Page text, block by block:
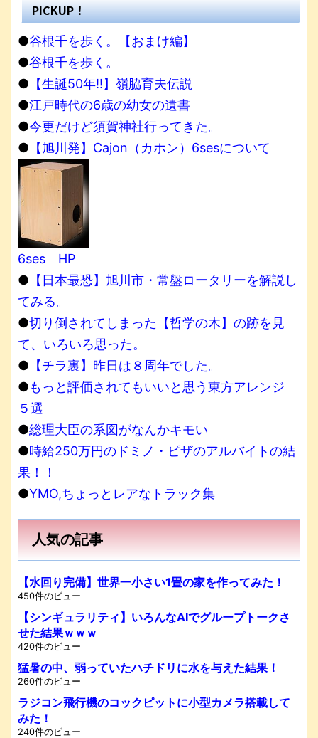
PICKUP！
●谷根千を歩く。【おまけ編】
●谷根千を歩く。
● 【生誕50年!!】嶺脇育夫伝説
●江戸時代の6歳の幼女の遺書
●今更だけど須賀神社行ってきた。
● 【旭川発】Cajon（カホン）6sesについて
6ses HP
● 【日本最恐】旭川市・常盤ロータリーを解説し
てみる。
●切り倒されてしまった【哲学の木】の跡を見
て、いろいろ思った。
● 【チラ裏】昨日は８周年でした。
●もっと評価されてもいいと思う東方アレンジ
５選
●総理大臣の系図がなんかキモい
●時給250万円のドミノ・ピザのアルバイトの結
果！！
●YMO,ちょっとレアなトラック集
人気の記事
【水回り完備】世界一小さい1畳の家を作ってみた！
450件のビュー
【シンギュラリティ】いろんなAIでグループトークさ
せた結果ｗｗｗ
420件のビュー
猛暑の中、弱っていたハチドリに水を与えた結果！
260件のビュー
ラジコン飛行機のコックピットに小型カメラ搭載して
みた！
240件のビュー